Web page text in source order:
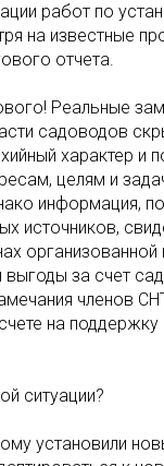
работ по
на известные
отчета.
Реальные
садоводов
характер и
целям и
информация,
источников,
организованной
выгоды за счет
членов
на
ситуации?
установили